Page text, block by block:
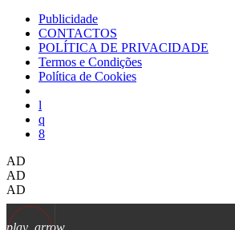
play_arrow
Publicidade
CONTACTOS
POLÍTICA DE PRIVACIDADE
Termos e Condições
Política de Cookies
AD
AD
AD